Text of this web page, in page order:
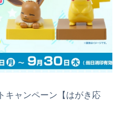
キャンペーン【はがき応